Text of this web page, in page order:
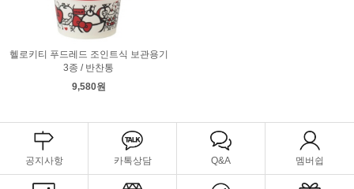
헬로키티 푸드레드 조인트식 보관용기
3종 / 반찬통
9,580원
공지사항 카톡상담 Q&A 멤버쉽